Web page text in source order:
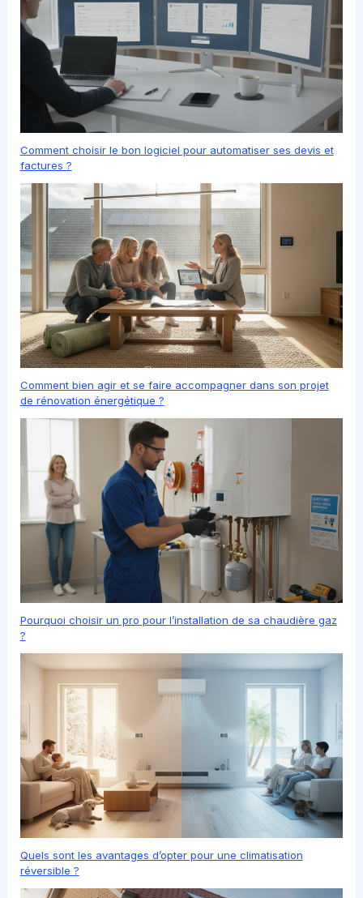
Comment choisir le bon logiciel pour automatiser ses devis et
factures ?
Comment bien agir et se faire accompagner dans son projet
de rénovation énergétique ?
Pourquoi choisir un pro pour l’installation de sa chaudière gaz
?
Quels sont les avantages d’opter pour une climatisation
réversible ?